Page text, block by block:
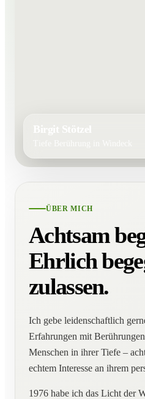
Birgit Stötzel
ÜBER MICH
Achtsam
Ehrlich
zulassen.
Ich gebe leidenschaftlich
Erfahrungen mit
Menschen in ihrer Tiefe –
echtem Interesse an ihrem
1976 habe ich das Licht der